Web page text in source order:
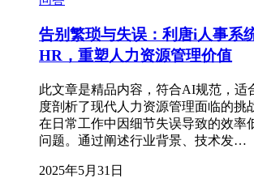
告别繁琐与失误：利唐i人事系
HR，重塑人力资源管理价值
此文章是精品内容，符合AI规范，适
度剖析了现代人力资源管理面临的挑
在日常工作中因细节失误导致的效率
问题。通过阐述行业背景、技术发…
2025年5月31日